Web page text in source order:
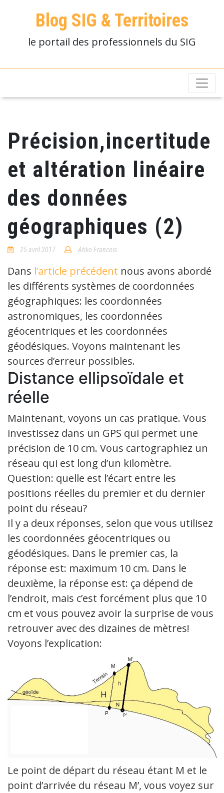
Blog SIG & Territoires
le portail des professionnels du SIG
Précision,incertitude
et altération linéaire
des données
géographiques (2)
25 avril 2017 Atilio Francois
Dans l’article précédent nous avons abordé
les différents systèmes de coordonnées
géographiques: les coordonnées
astronomiques, les coordonnées
géocentriques et les coordonnées
géodésiques. Voyons maintenant les
sources d’erreur possibles.
Distance ellipsoïdale et
réelle
Maintenant, voyons un cas pratique. Vous
investissez dans un GPS qui permet une
précision de 10 cm. Vous cartographiez un
réseau qui est long d’un kilomètre.
Question: quelle est l’écart entre les
positions réelles du premier et du dernier
point du réseau?
Il y a deux réponses, selon que vous utilisez
les coordonnées géocentriques ou
géodésiques. Dans le premier cas, la
réponse est: maximum 10 cm. Dans le
deuxième, la réponse est: ça dépend de
l’endroit, mais c’est forcément plus que 10
cm et vous pouvez avoir la surprise de vous
retrouver avec des dizaines de mètres!
Voyons l’explication:
Le point de départ du réseau étant M et le
point d’arrivée du réseau M’, vous voyez sur